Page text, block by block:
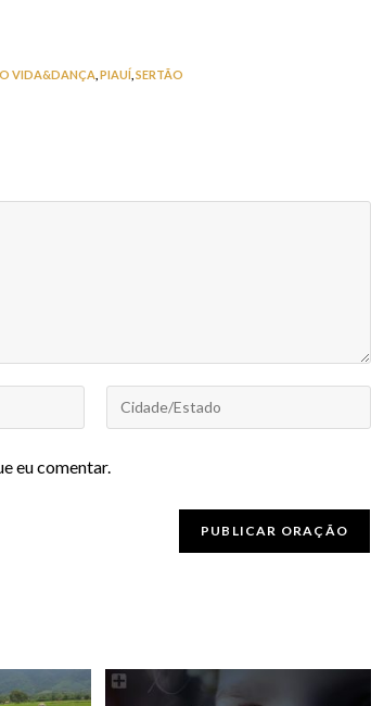
VIDA&DANÇA PIAUÍ SERTÃO
eu comentar.